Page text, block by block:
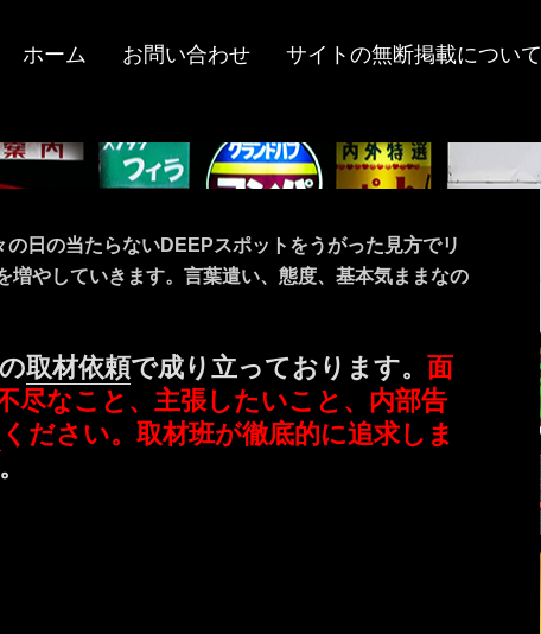
ホーム お問い合わせ サイトの無断掲載について
日の当たらないDEEPスポットをうがった見方でリ
増やしていきます。言葉遣い、態度、基本気ままなの
取材依頼で成り立っております。 面
尽なこと、主張したいこと、内部告
ください。取材班が徹底的に追求しま